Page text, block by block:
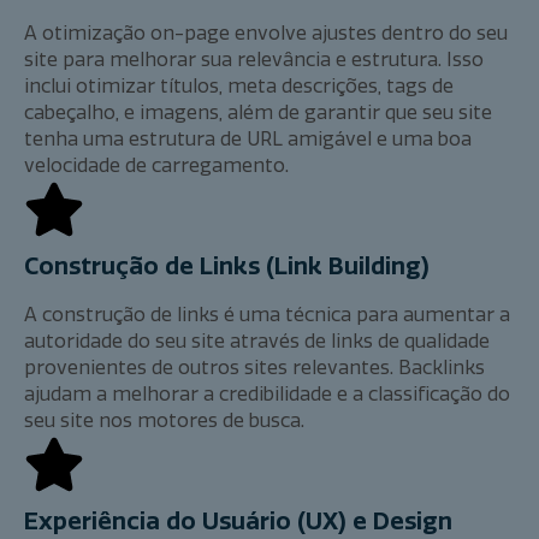
A otimização on-page envolve ajustes dentro do seu
site para melhorar sua relevância e estrutura. Isso
inclui otimizar títulos, meta descrições, tags de
cabeçalho, e imagens, além de garantir que seu site
tenha uma estrutura de URL amigável e uma boa
velocidade de carregamento.
Construção de Links (Link Building)
A construção de links é uma técnica para aumentar a
autoridade do seu site através de links de qualidade
provenientes de outros sites relevantes. Backlinks
ajudam a melhorar a credibilidade e a classificação do
seu site nos motores de busca.
Experiência do Usuário (UX) e Design